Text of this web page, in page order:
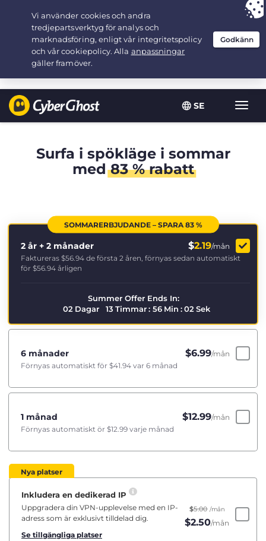
SE
Växla
Your choice:The Best Dealfor 2.1666666666667-years at $
/month
Surfa i spökläge i sommar
med83 % rabatt
SOMMARERBJUDANDE – SPARA 83 %
2 år + 2 månader $2.19/mån
Faktureras $56.94 de första 2 åren, förnyas sedan automatiskt
för $56.94 årligen
Summer Offer Ends In:
02 Dagar 13 Timmar : 56 Min : 02 Sek
6 månader $6.99/mån
Förnyas automatiskt för $41.94 var 6 månad
1 månad $12.99/mån
Förnyas automatiskt ör $12.99 varje månad
Nya platser
Inkludera en dedikerad IP
Uppgradera din VPN-upplevelse med en IP-
adress som är exklusivt tilldelad dig.
Se tillgängliga platser
$5.00 /mån
$2.50/mån